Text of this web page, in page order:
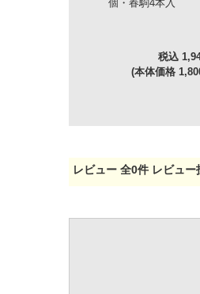
個・春駒4本入
税込
(本体価格
レビュー 全0件 レビュー